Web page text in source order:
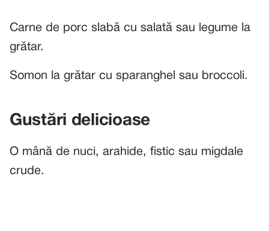
Carne de porc slabă cu salată sau legume la
grătar.
Somon la grătar cu sparanghel sau broccoli.
Gustări delicioase
O mână de nuci, arahide, fistic sau migdale
crude.